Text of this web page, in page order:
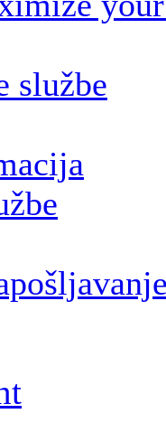
službe